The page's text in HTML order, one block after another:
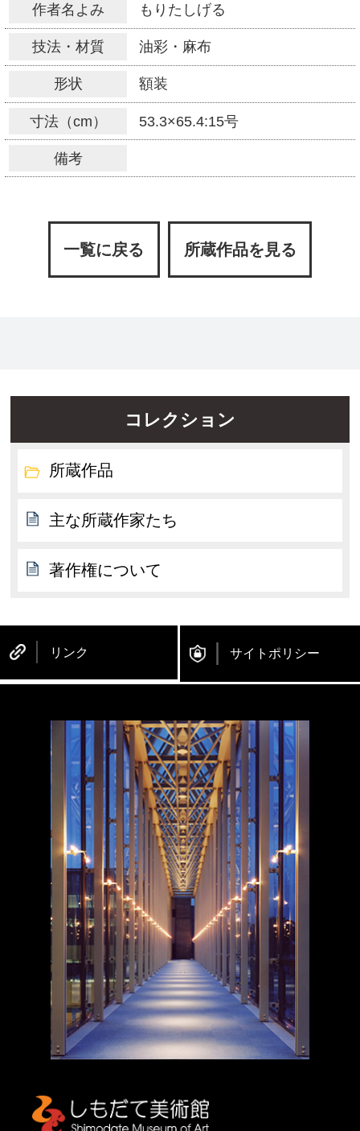
作者名よみ もりたしげる
技法・材質 油彩・麻布
形状 額装
寸法（cm） 53.3×65.4:15号
備考
一覧に戻る 所蔵作品を見る
コレクション
所蔵作品
主な所蔵作家たち
著作権について
リンク サイトポリシー
しもだて美術館